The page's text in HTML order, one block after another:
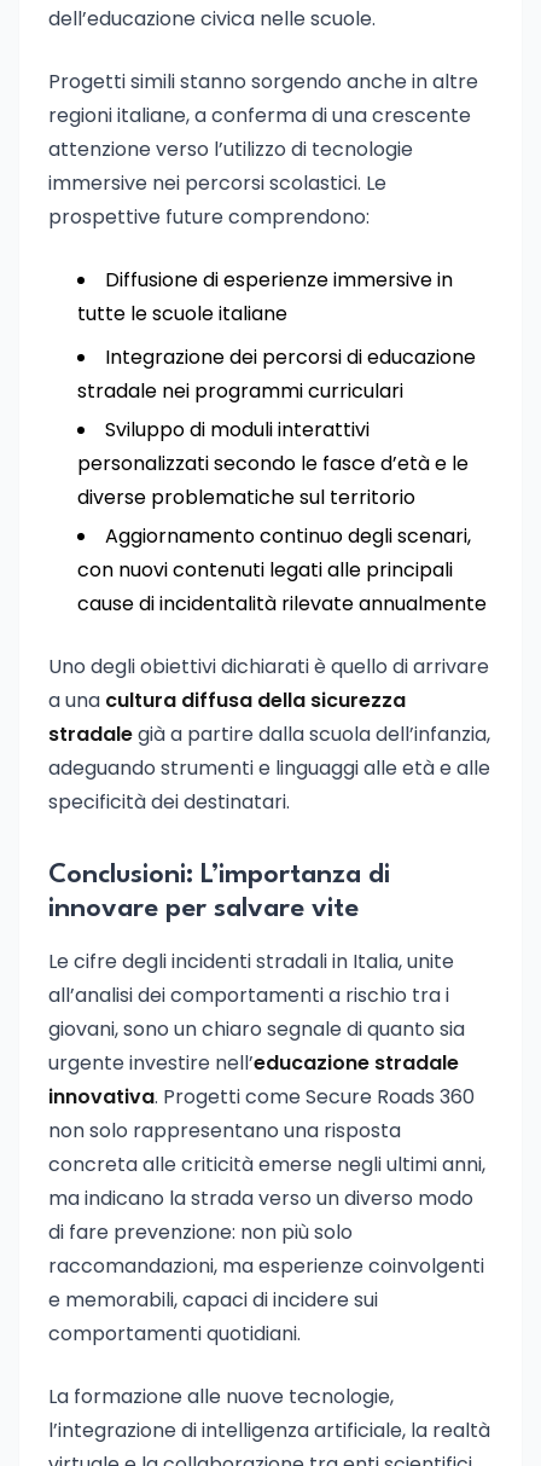
dell’educazione civica nelle scuole.
Progetti simili stanno sorgendo anche in altre
regioni italiane, a conferma di una crescente
attenzione verso l’utilizzo di tecnologie
immersive nei percorsi scolastici. Le
prospettive future comprendono:
Diffusione di esperienze immersive in
tutte le scuole italiane
Integrazione dei percorsi di educazione
stradale nei programmi curriculari
Sviluppo di moduli interattivi
personalizzati secondo le fasce d’età e le
diverse problematiche sul territorio
Aggiornamento continuo degli scenari,
con nuovi contenuti legati alle principali
cause di incidentalità rilevate annualmente
Uno degli obiettivi dichiarati è quello di arrivare
a una cultura diffusa della sicurezza
stradalegià a partire dalla scuola dell’infanzia,
adeguando strumenti e linguaggi alle età e alle
specificità dei destinatari.
Conclusioni: L’importanza di
innovare per salvare vite
Le cifre degli incidenti stradali in Italia, unite
all’analisi dei comportamenti a rischio tra i
giovani, sono un chiaro segnale di quanto sia
urgente investire nell’educazione stradale
innovativa. Progetti come Secure Roads 360
non solo rappresentano una risposta
concreta alle criticità emerse negli ultimi anni,
ma indicano la strada verso un diverso modo
di fare prevenzione: non più solo
raccomandazioni, ma esperienze coinvolgenti
e memorabili, capaci di incidere sui
comportamenti quotidiani.
La formazione alle nuove tecnologie,
l’integrazione di intelligenza artificiale, la realtà